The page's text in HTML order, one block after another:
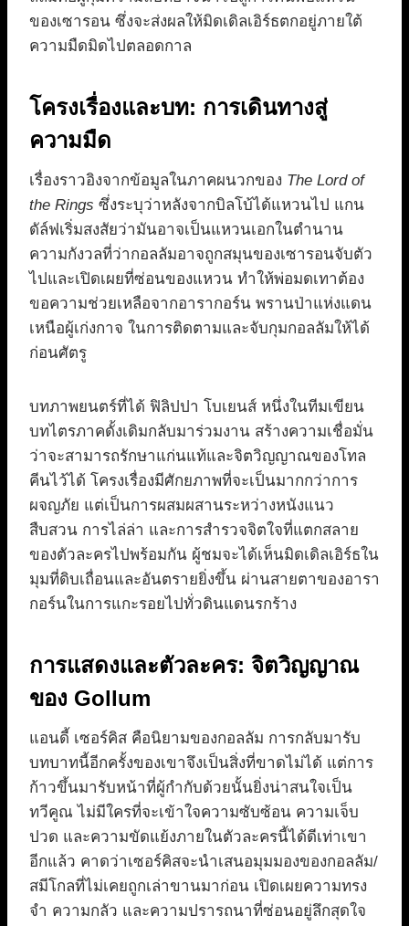
ของเซารอน ซึ่งจะส่งผลให้มิดเดิลเอิร์ธตกอยู่ภายใต้
ความมืดมิดไปตลอดกาล
โครงเรื่องและบท: การเดินทางสู่
ความมืด
เรื่องราวอิงจากข้อมูลในภาคผนวกของ The Lord of
the Rings ซึ่งระบุว่าหลังจากบิลโบ้ได้แหวนไป แกน
ดัล์ฟเริ่มสงสัยว่ามันอาจเป็นแหวนเอกในตำนาน
ความกังวลที่ว่ากอลลัมอาจถูกสมุนของเซารอนจับตัว
ไปและเปิดเผยที่ซ่อนของแหวน ทำให้พ่อมดเทาต้อง
ขอความช่วยเหลือจากอารากอร์น พรานป่าแห่งแดน
เหนือผู้เก่งกาจ ในการติดตามและจับกุมกอลลัมให้ได้
ก่อนศัตรู
บทภาพยนตร์ที่ได้ ฟิลิปปา โบเยนส์ หนึ่งในทีมเขียน
บทไตรภาคดั้งเดิมกลับมาร่วมงาน สร้างความเชื่อมั่น
ว่าจะสามารถรักษาแก่นแท้และจิตวิญญาณของโทล
คีนไว้ได้ โครงเรื่องมีศักยภาพที่จะเป็นมากกว่าการ
ผจญภัย แต่เป็นการผสมผสานระหว่างหนังแนว
สืบสวน การไล่ล่า และการสำรวจจิตใจที่แตกสลาย
ของตัวละครไปพร้อมกัน ผู้ชมจะได้เห็นมิดเดิลเอิร์ธใน
มุมที่ดิบเถื่อนและอันตรายยิ่งขึ้น ผ่านสายตาของอารา
กอร์นในการแกะรอยไปทั่วดินแดนรกร้าง
การแสดงและตัวละคร: จิตวิญญาณ
ของ Gollum
แอนดี้ เซอร์คิส คือนิยามของกอลลัม การกลับมารับ
บทบาทนี้อีกครั้งของเขาจึงเป็นสิ่งที่ขาดไม่ได้ แต่การ
ก้าวขึ้นมารับหน้าที่ผู้กำกับด้วยนั้นยิ่งน่าสนใจเป็น
ทวีคูณ ไม่มีใครที่จะเข้าใจความซับซ้อน ความเจ็บ
ปวด และความขัดแย้งภายในตัวละครนี้ได้ดีเท่าเขา
อีกแล้ว คาดว่าเซอร์คิสจะนำเสนอมุมมองของกอลลัม/
สมีโกลที่ไม่เคยถูกเล่าขานมาก่อน เปิดเผยความทรง
จำ ความกลัว และความปรารถนาที่ซ่อนอยู่ลึกสุดใจ